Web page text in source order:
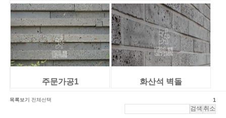
주문가공1 화산석 벽돌
목록보기 전체선택 1